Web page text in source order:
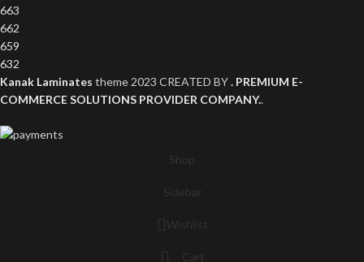
663
662
659
632
Kanak Laminates theme 2023 CREATED BY. PREMIUM E-
COMMERCE SOLUTIONS PROVIDER COMPANY..
Shop
Sidebar
Wishlist
Cart